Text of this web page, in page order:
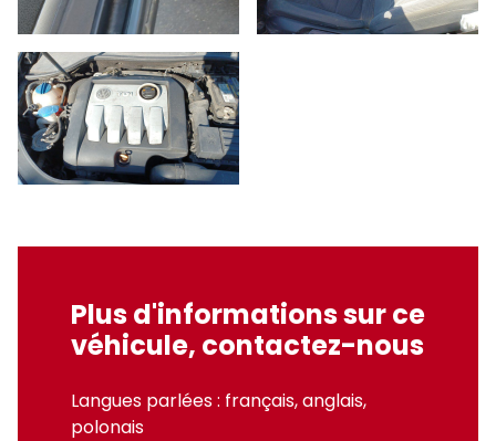
Plus d'informations sur ce
véhicule, contactez-nous
Langues parlées : français, anglais,
polonais